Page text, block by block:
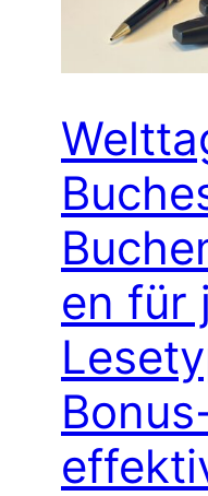
en für